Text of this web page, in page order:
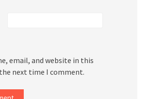
email, and website in this
next time I comment.